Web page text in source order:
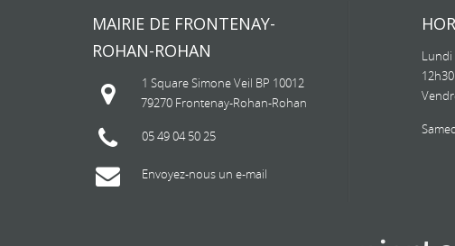
MAIRIE DE FRONTENAY-
ROHAN-ROHAN
1 Square Simone Veil BP 10012
79270 Frontenay-Rohan-Rohan
05 49 04 50 25
Envoyez-nous un e-mail
Lundi